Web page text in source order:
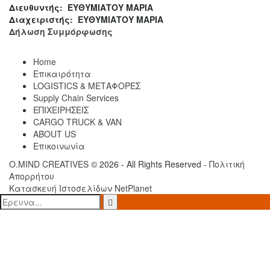
Διευθυντής: ΕΥΘΥΜΙΑΤΟΥ ΜΑΡΙΑ
Διαχειριστής: ΕΥΘΥΜΙΑΤΟΥ ΜΑΡΙΑ
Δήλωση Συμμόρφωσης
Home
Επικαιρότητα
LOGISTICS & ΜΕΤΑΦΟΡΕΣ
Supply Chain Services
ΕΠΙΧΕΙΡΗΣΕΙΣ
CARGO TRUCK & VAN
ABOUT US
Επικοινωνία
O.MIND CREATIVES © 2026 - All Rights Reserved - Πολιτική
Απορρήτου
Κατασκευή Ιστοσελίδων NetPlanet